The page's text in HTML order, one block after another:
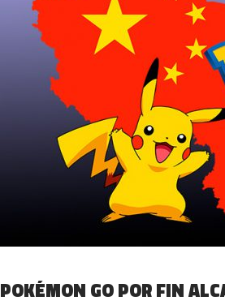
POKÉMON GO POR FIN